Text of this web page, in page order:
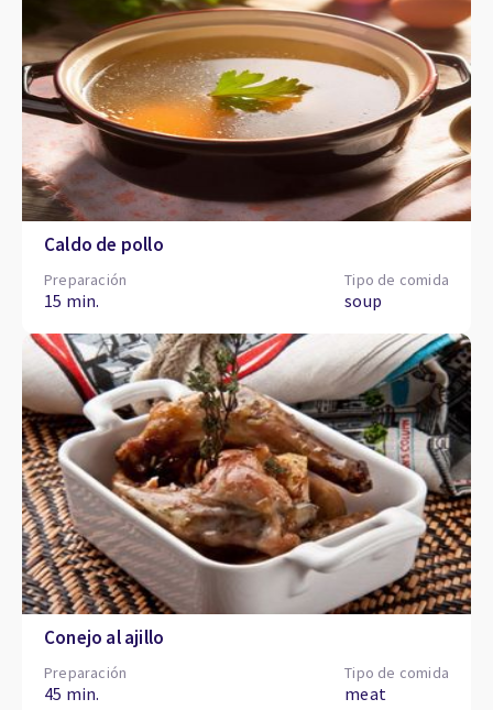
Caldo de pollo
Preparación
15 min.
Tipo de comida
soup
Conejo al ajillo
Preparación
45 min.
Tipo de comida
meat